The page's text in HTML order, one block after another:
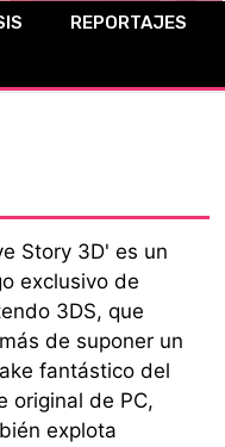
CÓMICS
REPORTAJES
Story 3D' es un
exclusivo de
3DS, que
de suponer un
fantástico del
original de PC,
explota